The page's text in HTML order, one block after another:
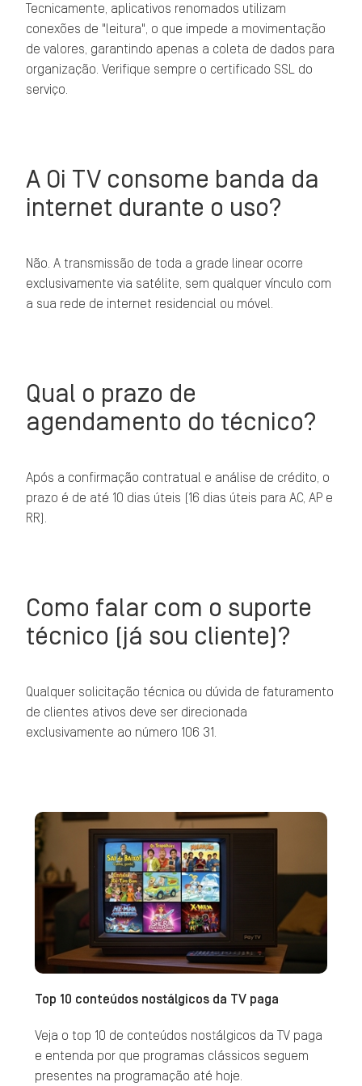
Tecnicamente, aplicativos renomados utilizam
conexões de "leitura", o que impede a movimentação
de valores, garantindo apenas a coleta de dados para
organização. Verifique sempre o certificado SSL do
serviço.
A Oi TV consome banda da
internet durante o uso?
Não. A transmissão de toda a grade linear ocorre
exclusivamente via satélite, sem qualquer vínculo com
a sua rede de internet residencial ou móvel.
Qual o prazo de
agendamento do técnico?
Após a confirmação contratual e análise de crédito, o
prazo é de até 10 dias úteis (16 dias úteis para AC, AP e
RR).
Como falar com o suporte
técnico (já sou cliente)?
Qualquer solicitação técnica ou dúvida de faturamento
de clientes ativos deve ser direcionada
exclusivamente ao número 106 31.
Top 10 conteúdos nostálgicos da TV paga
Veja o top 10 de conteúdos nostálgicos da TV paga
e entenda por que programas clássicos seguem
presentes na programação até hoje.